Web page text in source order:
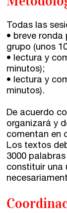
Horario de
de 10 a 15 y
Todas las
• breve ronda
grupo (unos
• lectura y
minutos);
• lectura y
minutos).
De acuerdo
organizará y
comentan en
Los textos
3000
constituir una